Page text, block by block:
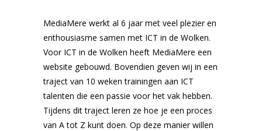
MediaMere werkt al 6 jaar met veel plezier en
enthousiasme samen met ICT in de Wolken.
Voor ICT in de Wolken heeft MediaMere een
website gebouwd. Bovendien geven wij in een
traject van 10 weken trainingen aan ICT
talenten die een passie voor het vak hebben.
Tijdens dit traject leren ze hoe je een proces
van A tot Z kunt doen. Op deze manier willen